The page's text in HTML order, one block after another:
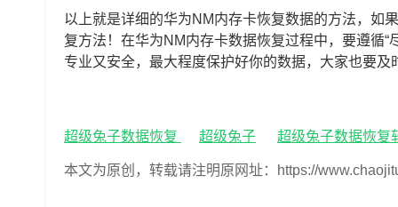
以上就是详细的华为NM内存卡恢复数据的方法，如
复方法！在华为NM内存卡数据恢复过程中，要遵循
专业又安全，最大程度保护好你的数据，大家也要及
超级兔子数据恢复 超级兔子 超级兔子数据恢复
本文为原创，转载请注明原网址：https://